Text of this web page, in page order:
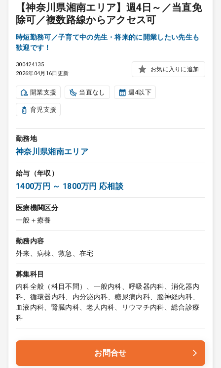
【神奈川県湘南エリア】週4日～／当直免
除可／複数路線からアクセス可
時短勤務可／子育て中の先生・将来的に開業したい先生も
歓迎です！
300424135
2026年04月16日更新
お気に入りに追加
開業支援 当直なし 週4以下
育児支援
勤務地
神奈川県湘南エリア
給与（年収）
1400万円 ～ 1800万円 応相談
医療機関区分
一般＋療養
勤務内容
外来、病棟、救急、在宅
募集科目
内科全般（科目不問）、一般内科、呼吸器内科、消化器内
科、循環器内科、内分泌内科、糖尿病内科、脳神経内科、
血液内科、腎臓内科、老人内科、リウマチ内科、総合診療
科
お問合せ